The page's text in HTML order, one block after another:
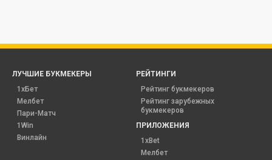
ЛУЧШИЕ БУКМЕКЕРЫ
1хБет
Мелбет
Пари-Матч
1Win
Винлайн
РЕЙТИНГИ
Рейтинг букмекеров
Рейтинг зарубежных
букмекеров
ПРИЛОЖЕНИЯ
1xBet
Мелбет